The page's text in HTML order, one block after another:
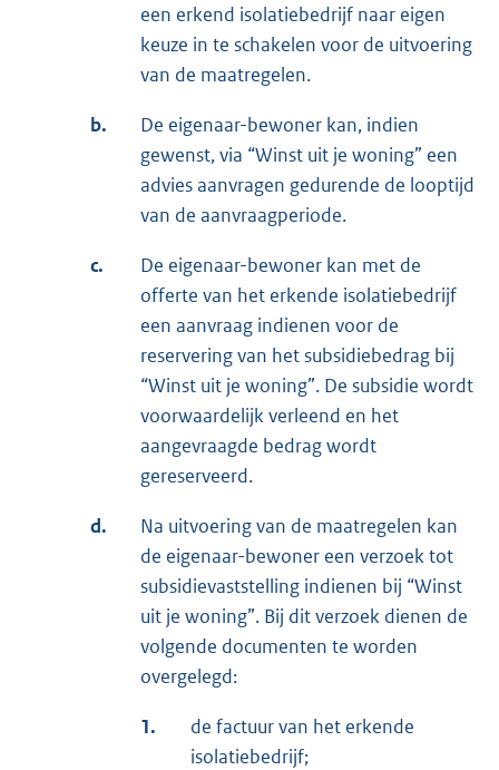
n
e
n
een erkend isolatiebedrijf naar eigen
keuze in te schakelen voor de uitvoering
van de maatregelen.
b.
De eigenaar-bewoner kan, indien
gewenst, via “Winst uit je woning” een
advies aanvragen gedurende de looptijd
van de aanvraagperiode.
c.
De eigenaar-bewoner kan met de
offerte van het erkende isolatiebedrijf
een aanvraag indienen voor de
reservering van het subsidiebedrag bij
“Winst uit je woning”. De subsidie wordt
voorwaardelijk verleend en het
aangevraagde bedrag wordt
gereserveerd.
d.
Na uitvoering van de maatregelen kan
de eigenaar-bewoner een verzoek tot
subsidievaststelling indienen bij “Winst
uit je woning”. Bij dit verzoek dienen de
volgende documenten te worden
overgelegd:
1.
de factuur van het erkende
isolatiebedrijf;